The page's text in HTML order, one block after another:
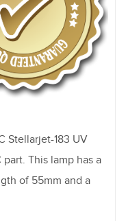
Stellarjet-183 UV
This lamp has a
of 55mm and a